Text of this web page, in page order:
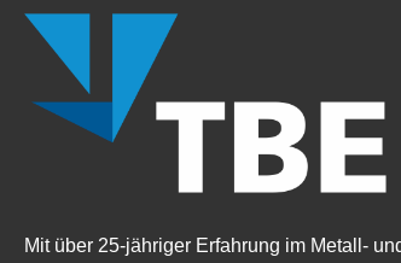
Mit über 25-jähriger Erfahrung im Metall-